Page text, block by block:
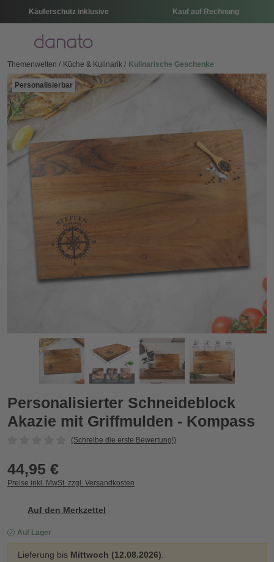
Käuferschutz inklusive Kauf auf Rechnung
Menü
Themenwelten Küche & Kulinarik Kulinarische Geschenke
Personalisierbar
Personalisierter Schneideblock Akazie mit Griffmulden -
Zurück
Personalisierter Schneideblock
Akazie mit Griffmulden - Kompass
(Schreibe die erste Bewertung!)
44,95 €
Preise inkl. MwSt. zzgl. Versandkosten
Auf den Merkzettel
Auf Lager
Lieferung bis Mittwoch (12.08.2026).